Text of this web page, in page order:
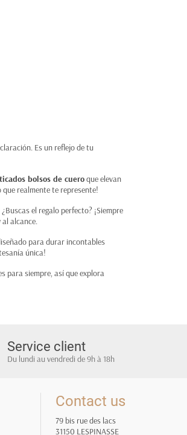
Es un reflejo de tu
bolsos de cueroque elevan
realmente te represente!
el regalo perfecto? ¡Siempre
alcance.
para durar incontables
única!
para siempre, así que explora
Service client
Du lundi au vendredi de 9h à 18h
Contact us
79 bis rue des lacs
31150 LESPINASSE